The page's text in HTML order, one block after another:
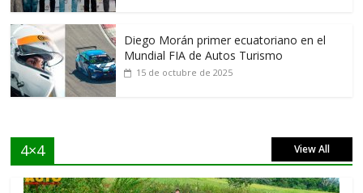
Diego Morán primer ecuatoriano en el
Mundial FIA de Autos Turismo
15 de octubre de 2025
4×4 View All